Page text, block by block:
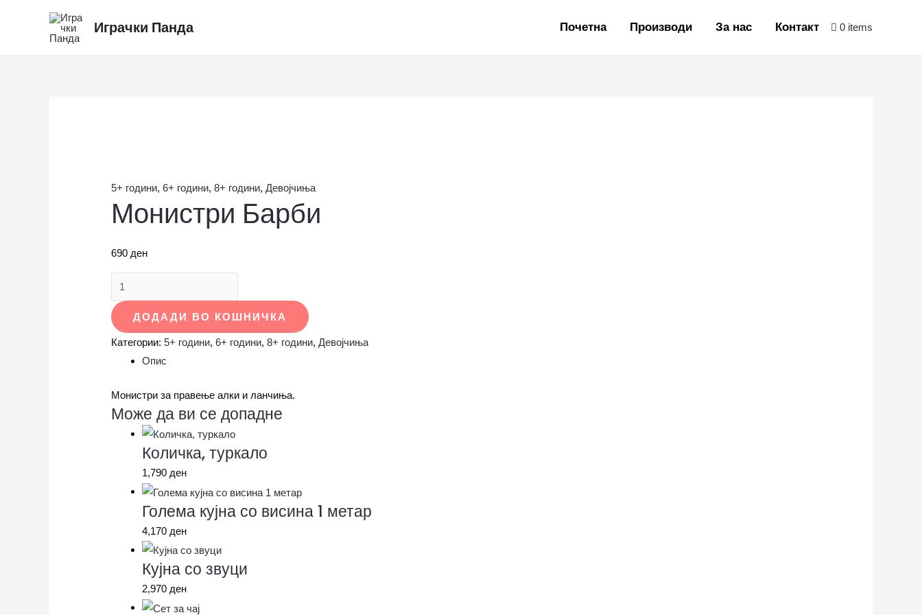
Играчки Панда Почетна Производи За нас Контакт 0 items
5+ години, 6+ години, 8+ години, Девојчиња
Монистри Барби
690 ден
Барби
ДОДАДИ ВО КОШНИЧКА
Категории: 5+ години, 6+ години, 8+ години, Девојчиња
Опис
Монистри за правење алки и ланчиња.
Може да ви се допадне
Количка, туркало
1,790 ден
Голема кујна со висина 1 метар
4,170 ден
Кујна со звуци
2,970 ден